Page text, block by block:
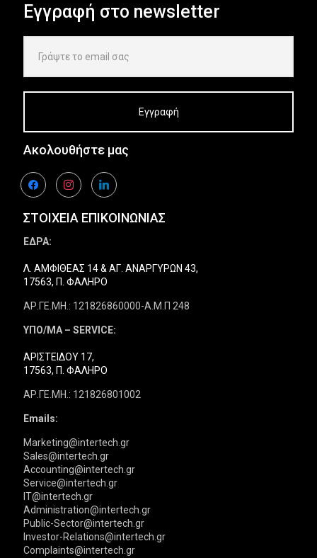
Εγγραφή στο newsletter
Ακολουθήστε μας
facebookinstagramlinkedin
ΣΤΟΙΧΕΙΑ ΕΠΙΚΟΙΝΩΝΙΑΣ
ΕΔΡΑ:
Λ. ΑΜΦΙΘΕΑΣ 14 & ΑΓ. ΑΝΑΡΓΥΡΩΝ 43,
17563, Π. ΦΑΛΗΡΟ
ΑΡ.ΓΕ.ΜΗ.: 121826860000-Α.Μ.Π 248
ΥΠΟ/ΜΑ – SERVICE:
ΑΡΙΣΤΕΙΔΟΥ 17,
17563, Π. ΦΑΛΗΡΟ
ΑΡ.ΓΕ.ΜΗ.: 121826801002
Emails:
Marketing@intertech.gr
Sales@intertech.gr
Accounting@intertech.gr
Service@intertech.gr
IT@intertech.gr
Administration@intertech.gr
Public-Sector@intertech.gr
Investor-Relations@intertech.gr
Complaints@intertech.gr